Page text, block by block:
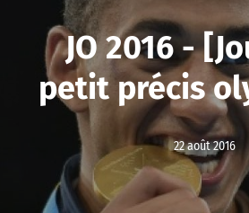
JO 2016 -
petit précis
22 août 2016